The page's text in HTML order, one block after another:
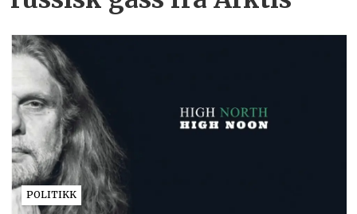
POLITIKK